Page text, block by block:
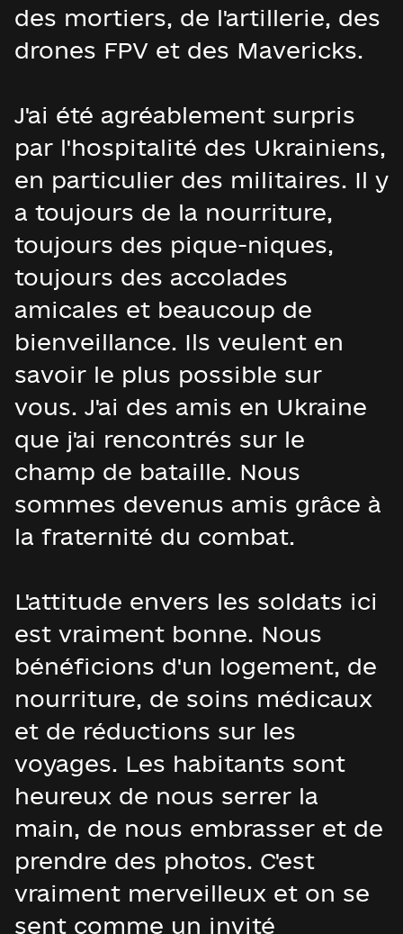
des mortiers, de l'artillerie, des
drones FPV et des Mavericks.
J'ai été agréablement surpris
par l'hospitalité des Ukrainiens,
en particulier des militaires. Il y
a toujours de la nourriture,
toujours des pique-niques,
toujours des accolades
amicales et beaucoup de
bienveillance. Ils veulent en
savoir le plus possible sur
vous. J'ai des amis en Ukraine
que j'ai rencontrés sur le
champ de bataille. Nous
sommes devenus amis grâce à
la fraternité du combat.
L'attitude envers les soldats ici
est vraiment bonne. Nous
bénéficions d'un logement, de
nourriture, de soins médicaux
et de réductions sur les
voyages. Les habitants sont
heureux de nous serrer la
main, de nous embrasser et de
prendre des photos. C'est
vraiment merveilleux et on se
sent comme un invité